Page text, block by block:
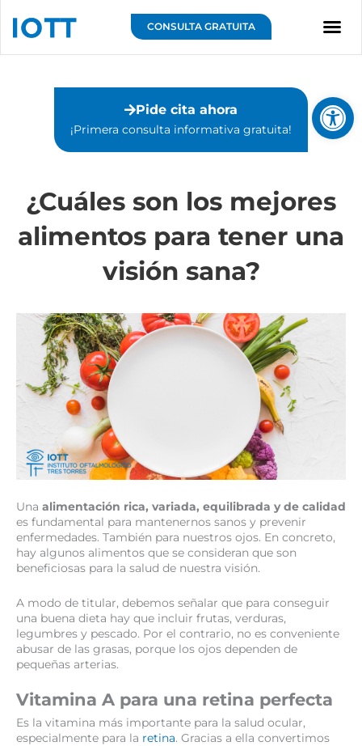
Abrir
contenido
CONSULTA GRATUITA
Pide cita ahora
¡Primera consulta informativa gratuita!⁣
¿Cuáles son los mejores
alimentos para tener una
visión sana?
Una alimentación rica, variada, equilibrada y de calidad
es fundamental para mantenernos sanos y prevenir
enfermedades. También para nuestros ojos. En concreto,
hay algunos alimentos que se consideran que son
beneficiosas para la salud de nuestra visión.
A modo de titular, debemos señalar que para conseguir
una buena dieta hay que incluir frutas, verduras,
legumbres y pescado. Por el contrario, no es conveniente
abusar de las grasas, porque los ojos dependen de
pequeñas arterias.
Vitamina A para una retina perfecta
Es la vitamina más importante para la salud ocular,
especialmente para la retina. Gracias a ella convertimos